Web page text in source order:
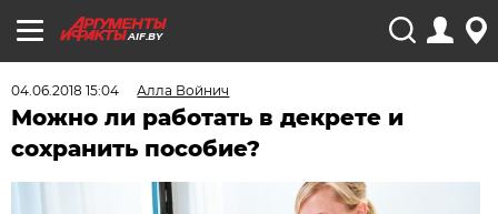
AIF.BY
04.06.2018 15:04 Алла Войнич
Можно ли работать в декрете и
сохранить пособие?